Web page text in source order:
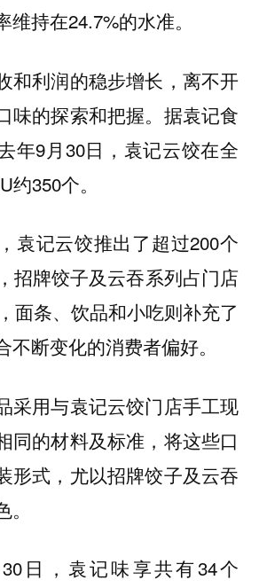
持在24.7%的水准。
和利润的稳步增长，离不开
味的探索和把握。据袁记食
年9月30日，袁记云饺在全
350个。
袁记云饺推出了超过200个
招牌饺子及云吞系列占门店
面条、饮品和小吃则补充了
不断变化的消费者偏好。
采用与袁记云饺门店手工现
同的材料及标准，将这些口
形式，尤以招牌饺子及云吞
日，袁记味享共有34个